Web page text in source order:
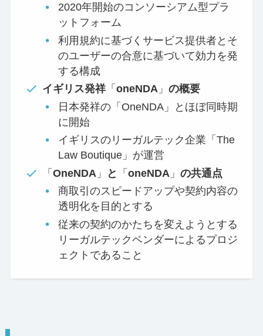
2020年開始のコンソーシアム型プラ
ットフォーム
利用規約に基づくサービス提供者とそ
のユーザーの合意に基づいて効力を発
する構成
イギリス発祥「 oneNDA」 の概要
日本発祥の「OneNDA」とほぼ同時期
に開始
イギリスのリーガルテック企業「The
Law Boutique」が運営
「 OneNDA 」 と 「 oneNDA 」 の共通点
商取引のスピードアップや契約内容の
透明化を目的とする
従来の契約のかたちを変えようとする
リーガルテックベンダーによるプロジ
ェクトであること